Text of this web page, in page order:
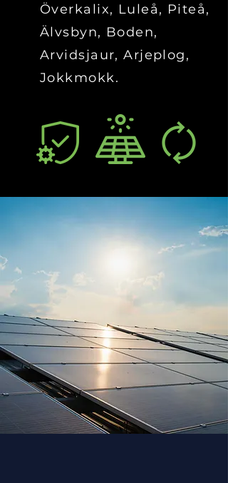
Överkalix, Luleå, Piteå,
Älvsbyn, Boden,
Arvidsjaur, Arjeplog,
Jokkmokk.